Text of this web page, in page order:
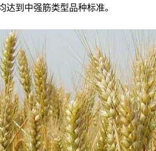
到中强筋类型品种标准。